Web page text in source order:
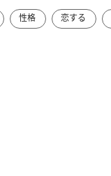
性格 恋する